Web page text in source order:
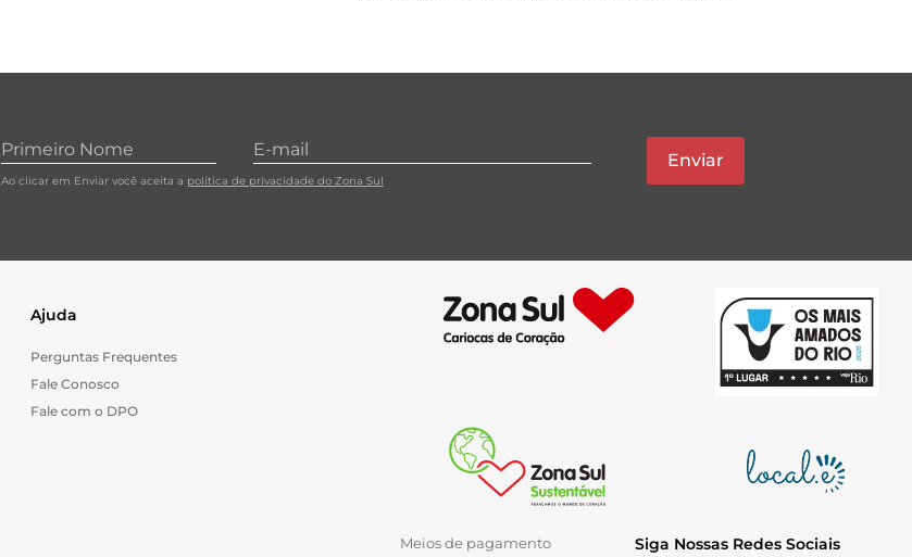
Ao clicar em Enviar você aceita a política de privacidade do Zona Sul
Enviar
Ajuda
Perguntas Frequentes
Fale Conosco
Fale com o DPO
Meios de pagamento Siga Nossas Redes Sociais